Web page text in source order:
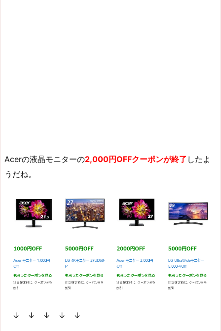
Acerの液晶モニターの2,000円OFFクーポンが終了 したよ
うだね。
↓ ↓ ↓ ↓ ↓